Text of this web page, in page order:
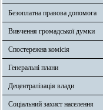
Безоплатна правова допомога
Вивчення громадської думки
Спостережна комісія
Генеральні плани
Децентралізація влади
Соціальний захист населення